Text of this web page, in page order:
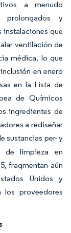
a menudo
prolongados y
instalaciones que
ventilación de
médica, lo que
en enero
en la Lista de
de Químicos
ingredientes de
a rediseñar
sustancias per- y
de limpieza en
fragmentan aún
Unidos y
proveedores